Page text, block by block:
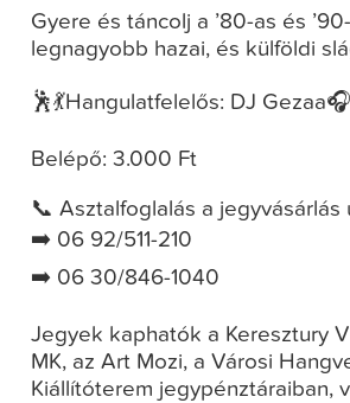
Gyere és táncolj a ’80-as és
legnagyobb hazai, és külföldi
🕺💃Hangulatfelelős: DJ
Belépő: 3.000 Ft
📞 Asztalfoglalás a jegyvásárlás
➡️ 06 92/511-210
➡️ 06 30/846-1040
Jegyek kaphatók a Keresztury
MK, az Art Mozi, a Városi
Kiállítóterem jegypénztáraiban,